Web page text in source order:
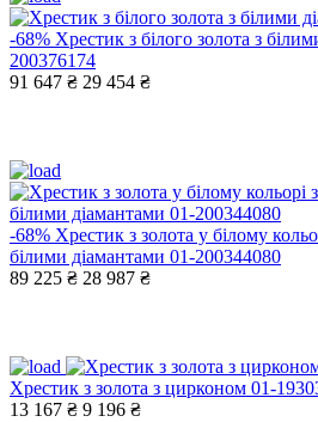
-68% Хрестик з білого золота з
200376174
91 647 ₴ 29 454 ₴
-68% Хрестик з золота у білому
білими діамантами 01-200344080
89 225 ₴ 28 987 ₴
Хрестик з золота з цирконом 01-
13 167 ₴ 9 196 ₴